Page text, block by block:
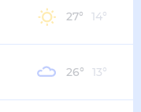
27° 14°
26° 13°